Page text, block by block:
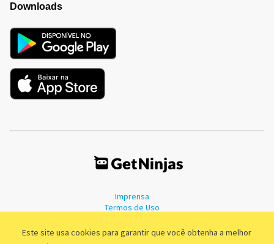
Este site usa cookies para garantir que você obtenha a melhor
Downloads
Imprensa
Termos de Uso